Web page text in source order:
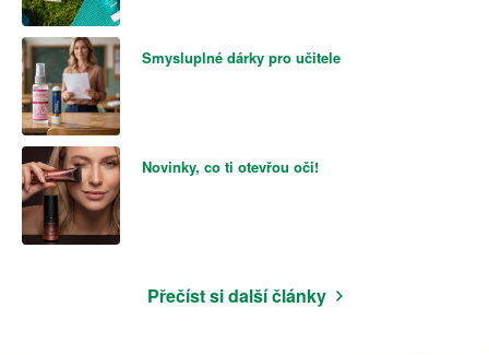
Smysluplné dárky pro učitele
Novinky, co ti otevřou oči!
Přečíst si další články